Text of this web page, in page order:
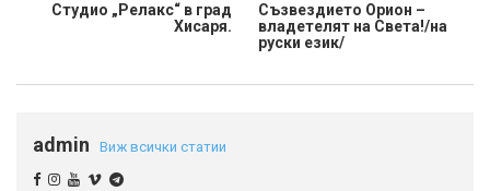
Студио „Релакс“ в град
Хисаря.
Съзвездието Орион –
владетелят на Света!/на
руски език/
admin Виж всички статии